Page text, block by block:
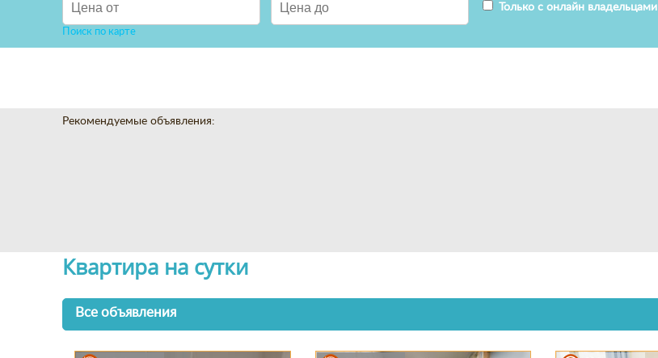
Только с онлайн владельцами
Поиск по карте
Рекомендуемые объявления:
Квартира на сутки
Все объявления